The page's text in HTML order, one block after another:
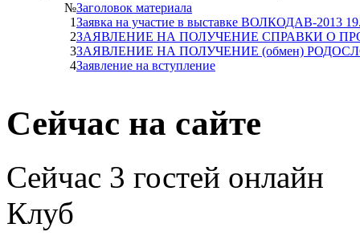
№Заголовок материала
1Заявка на участие в выставке ВОЛКОДАВ-2013
2ЗАЯВЛЕНИЕ НА ПОЛУЧЕНИЕ СПРАВКИ О
3ЗАЯВЛЕНИЕ НА ПОЛУЧЕНИЕ (обмен)
4Заявление на вступление
Сейчас на сайте
Сейчас 3 гостей онлайн
Клуб